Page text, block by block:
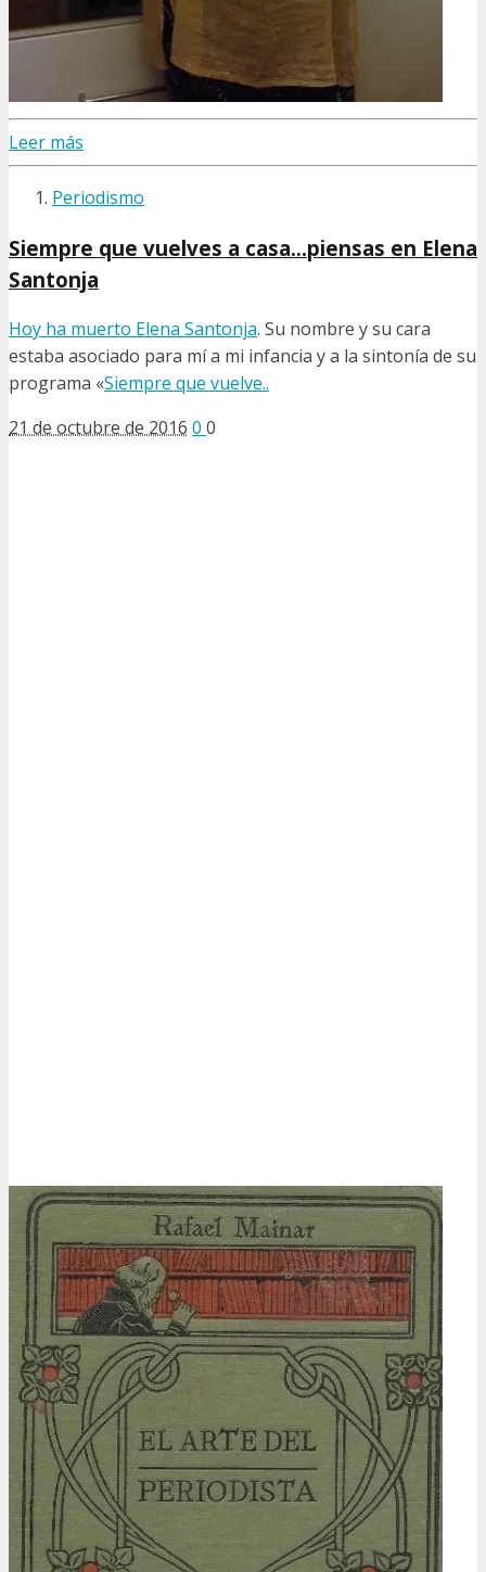
Leer más
Periodismo
Siempre que vuelves a casa…piensas en Elena
Santonja
Hoy ha muerto Elena Santonja. Su nombre y su cara
estaba asociado para mí a mi infancia y a la sintonía de su
programa «Siempre que vuelve..
21 de octubre de 2016 0 0